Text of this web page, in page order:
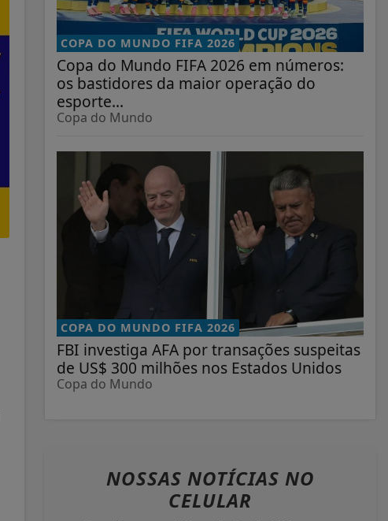
COPA DO MUNDO FIFA 2026
Copa do Mundo FIFA 2026 em números:
os bastidores da maior operação do
esporte...
Copa do Mundo
COPA DO MUNDO FIFA 2026
FBI investiga AFA por transações suspeitas
de US$ 300 milhões nos Estados Unidos
Copa do Mundo
NOSSAS NOTÍCIAS NO
CELULAR